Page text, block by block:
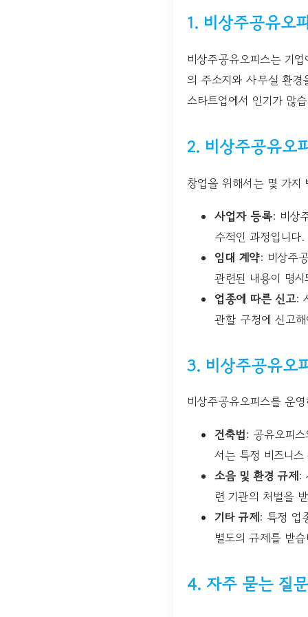
1. 비상주공유오
비상주공유오피스는 기
의 주소지와 사무실 환
스타트업에서 인기가 많
2. 비상주공유오
창업을 위해서는 몇 가지
사업자 등록: 비상
수적인 과정입니다.
임대 계약: 비상주
관련된 내용이 명
업종에 따른 신고:
관할 구청에 신고
3. 비상주공유오
비상주공유오피스를 운
건축법: 공유오피
서는 특정 비즈니
소음 및 환경 규제:
련 기관의 처벌을
기타 규제: 특정 업
별도의 규제를 받
4. 자주 묻는 질문